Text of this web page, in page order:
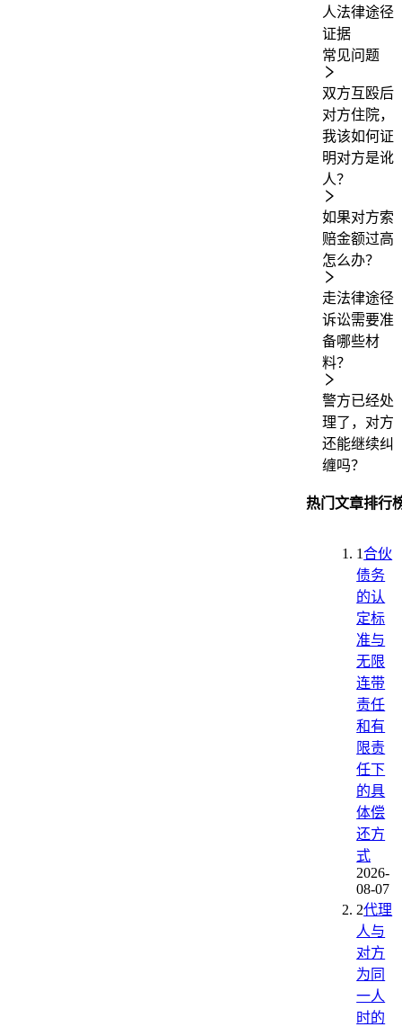
人法律途径
证据
常见问题
双方互殴后
对方住院，
我该如何证
明对方是讹
人？
如果对方索
赔金额过高
怎么办？
走法律途径
诉讼需要准
备哪些材
料？
警方已经处
理了，对方
还能继续纠
缠吗？
热门文章排行
1合伙
债务
的认
定标
准与
无限
连带
责任
和有
限责
任下
的具
体偿
还方
式
2026-
08-07
2代理
人与
对方
为同
一人
时的